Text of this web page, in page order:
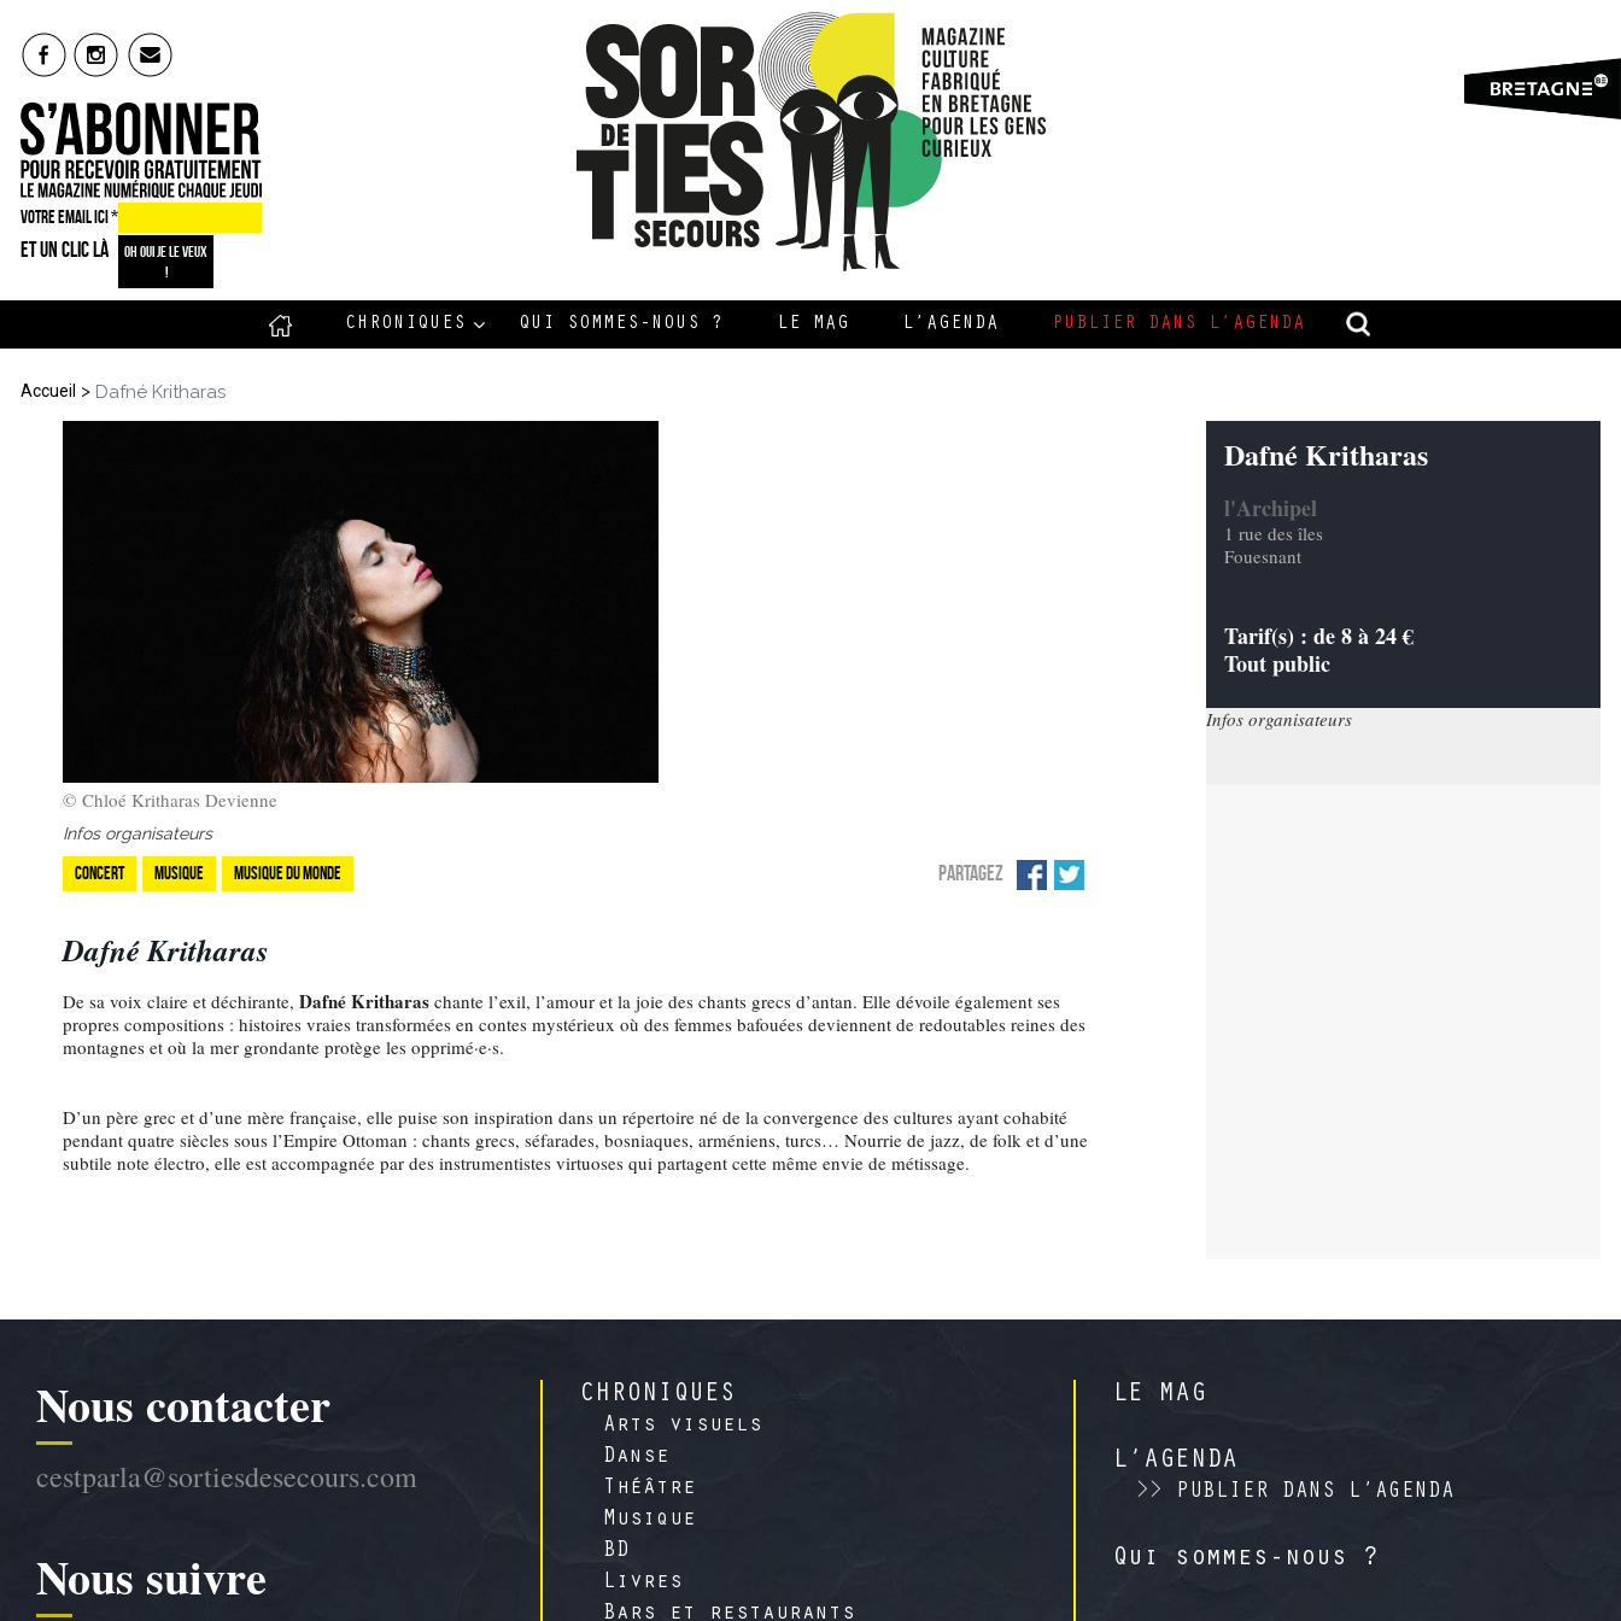
VOTRE EMAIL ICI *
ET UN CLIC LÀ
CHRONIQUES QUI SOMMES-NOUS ? LE MAG L’AGENDA PUBLIER DANS L’AGENDA
Accueil > Dafné Kritharas
© Chloé Kritharas Devienne
Infos organisateurs
PARTAGEZ
Concert Musique Musique du monde
Dafné Kritharas
De sa voix claire et déchirante,Dafné Kritharas chante l’exil, l’amour et la joie des chants grecs d’antan. Elle dévoile également ses
propres compositions : histoires vraies transformées en contes mystérieux où des femmes bafouées deviennent de redoutables reines des
montagnes et où la mer grondante protège les opprimé·e·s.
D’un père grec et d’une mère française, elle puise son inspiration dans un répertoire né de la convergence des cultures ayant cohabité
pendant quatre siècles sous l’Empire Ottoman : chants grecs, séfarades, bosniaques, arméniens, turcs… Nourrie de jazz, de folk et d’une
subtile note électro, elle est accompagnée par des instrumentistes virtuoses qui partagent cette même envie de métissage.
Dafné Kritharas
l'Archipel
1 rue des îles
Fouesnant
Tarif(s) : de 8 à 24 €
Tout public
Infos organisateurs
Nous contacter
cestparla@sortiesdesecours.com
Nous suivre
CHRONIQUES
Arts visuels
Danse
Théâtre
Musique
BD
Livres
Bars et restaurants
LE MAG
L’AGENDA
>> PUBLIER DANS L’AGENDA
Qui sommes-nous ?